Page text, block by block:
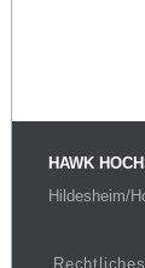
HAWK
Hildesheim/
Rechtliches